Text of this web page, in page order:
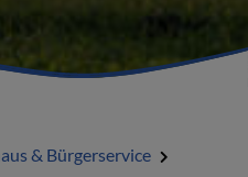
& Bürgerservice